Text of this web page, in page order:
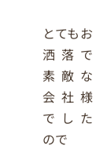
とてもお
洒落で
素敵な
会社様
でした
ので